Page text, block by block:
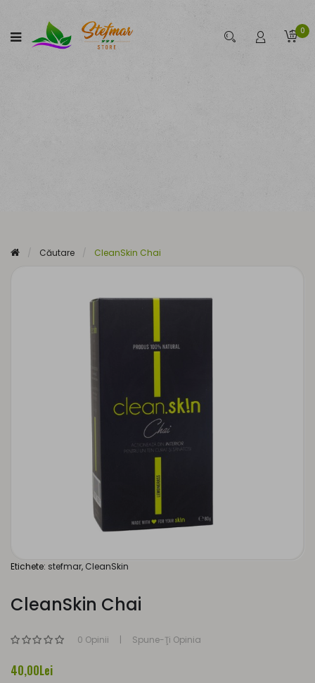
0
Căutare CleanSkin Chai
Etichete: stefmar, CleanSkin
CleanSkin Chai
0 Opinii Spune-Ţi Opinia
40,00Lei